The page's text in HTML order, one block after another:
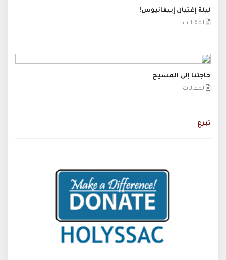
ليلة إغتيال إبيفانيوس!
المقالات
حاجتنا إلى المسيح
المقالات
تبرع